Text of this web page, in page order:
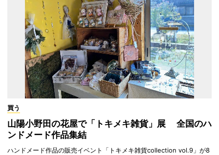
買う
山陽小野田の花屋で「トキメキ雑貨」展 全国のハ
ンドメード作品集結
ハンドメード作品の販売イベント「トキメキ雑貨collection vol.9」が8